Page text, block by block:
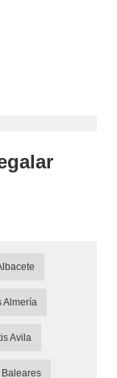
Almería
Avila
Baleares